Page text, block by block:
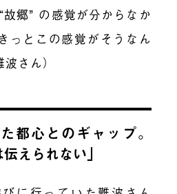
郷” の感覚が分からなか
っとこの感覚がそうなん
さん）
都心とのギャップ。
えられない」